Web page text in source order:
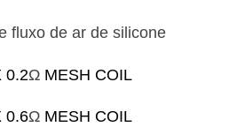
fluxo de ar de silicone
0.2Ω MESH COIL
0.6ΩMESH COIL